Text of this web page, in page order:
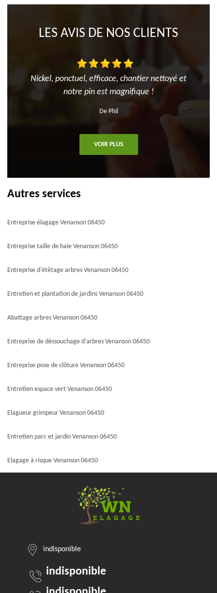
LES AVIS DE NOS CLIENTS
Nickel, ponctuel, efficace, chantier nettoyé et
notre pin est magnifique !
De Phil
VOIR PLUS
Autres services
Entreprise élagage Venanson 06450
Entreprise taille de haie Venanson 06450
Entreprise d'étêtage arbres Venanson 06450
Entretien et plantation de jardins Venanson 06450
Abattage arbres Venanson 06450
Entreprise de déssouchage d'arbres Venanson 06450
Entreprise pose de clôture Venanson 06450
Entretien espace vert Venanson 06450
Elagueur grimpeur Venanson 06450
Entretien parc et jardin Venanson 06450
Elagage à risque Venanson 06450
indisponible
indisponible